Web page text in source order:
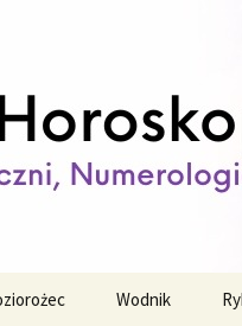
Wodnik